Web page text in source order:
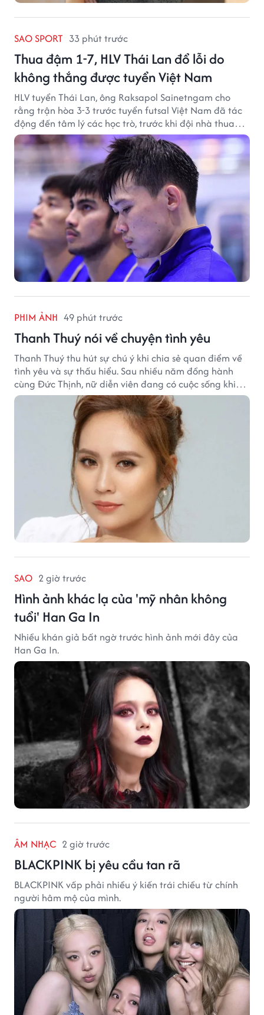
SAO SPORT 33 phút trước
Thua đậm 1-7, HLV Thái Lan đổ lỗi do
không thắng được tuyển Việt Nam
HLV tuyển Thái Lan, ông Raksapol Sainetngam cho
rằng trận hòa 3-3 trước tuyển futsal Việt Nam đã tác
động đến tâm lý các học trò, trước khi đội nhà thua
đậm Nga 1-7.
PHIM ẢNH 49 phút trước
Thanh Thuý nói về chuyện tình yêu
Thanh Thuý thu hút sự chú ý khi chia sẻ quan điểm về
tình yêu và sự thấu hiểu. Sau nhiều năm đồng hành
cùng Đức Thịnh, nữ diễn viên đang có cuộc sống khiến
nhiều khán giả quan tâm.
SAO 2 giờ trước
Hình ảnh khác lạ của 'mỹ nhân không
tuổi' Han Ga In
Nhiều khán giả bất ngờ trước hình ảnh mới đây của
Han Ga In.
ÂM NHẠC 2 giờ trước
BLACKPINK bị yêu cầu tan rã
BLACKPINK vấp phải nhiều ý kiến trái chiều từ chính
người hâm mộ của mình.